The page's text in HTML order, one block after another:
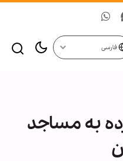
فارسی
به مساجد